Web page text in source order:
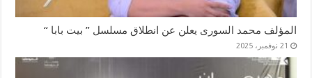
المؤلف محمد السورى يعلن عن انطلاق مسلسل ” بيت بابا “
21 نوفمبر، 2025